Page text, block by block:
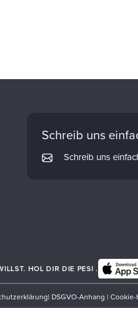
Schreib uns
Schreib uns
HOL DIR DIE PESI .
| DSGVO-Anhang |